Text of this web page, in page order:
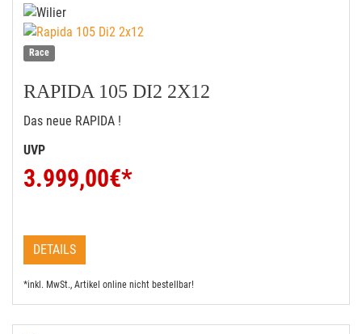
Race
RAPIDA 105 DI2 2X12
Das neue RAPIDA !
UVP
3.999,00€*
DETAILS
*inkl. MwSt., Artikel online nicht bestellbar!